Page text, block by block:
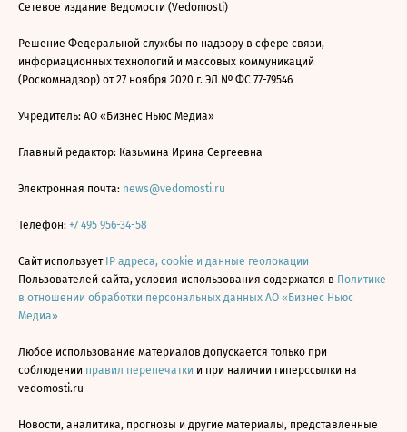
Сетевое издание Ведомости (Vedomosti)
Решение Федеральной службы по надзору в сфере связи,
информационных технологий и массовых коммуникаций
(Роскомнадзор) от 27 ноября 2020 г. ЭЛ № ФС 77-79546
Учредитель: АО «Бизнес Ньюс Медиа»
Главный редактор: Казьмина Ирина Сергеевна
Электронная почта: news@vedomosti.ru
Телефон: +7 495 956-34-58
Сайт использует IP адреса, cookie и данные геолокации
Пользователей сайта, условия использования содержатся в Политике
в отношении обработки персональных данных АО «Бизнес Ньюс
Медиа»
Любое использование материалов допускается только при
соблюдении правил перепечатки и при наличии гиперссылки на
vedomosti.ru
Новости, аналитика, прогнозы и другие материалы, представленные